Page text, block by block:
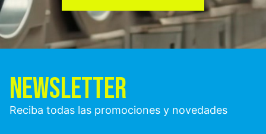
NEWSLETTER
Reciba todas las promociones y novedades